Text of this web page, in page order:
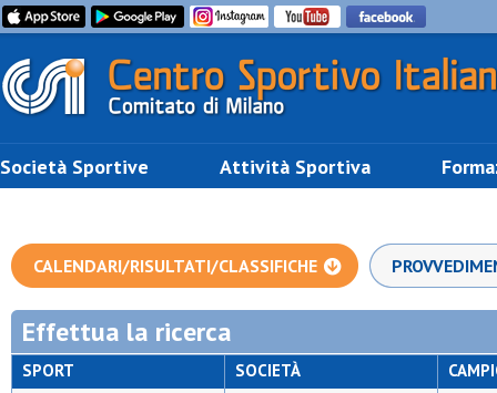
Società Sportive Attività Sportiva
CALENDARI/RISULTATI/CLASSIFICHE
Effettua la ricerca
SPORT SOCIETÀ